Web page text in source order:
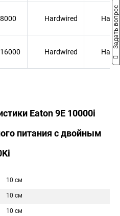
Hardwired
Hardwired
Eaton 9E 10000i
питания с двойным
10 см
10 см
10 см
Задать вопрос